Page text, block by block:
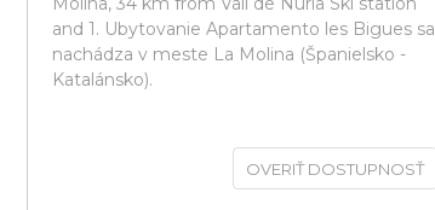
and 1. Ubytovanie Apartamento les Bigues sa
nachádza v meste La Molina (Španielsko -
Katalánsko).
OVERIŤ DOSTUPNOSŤ